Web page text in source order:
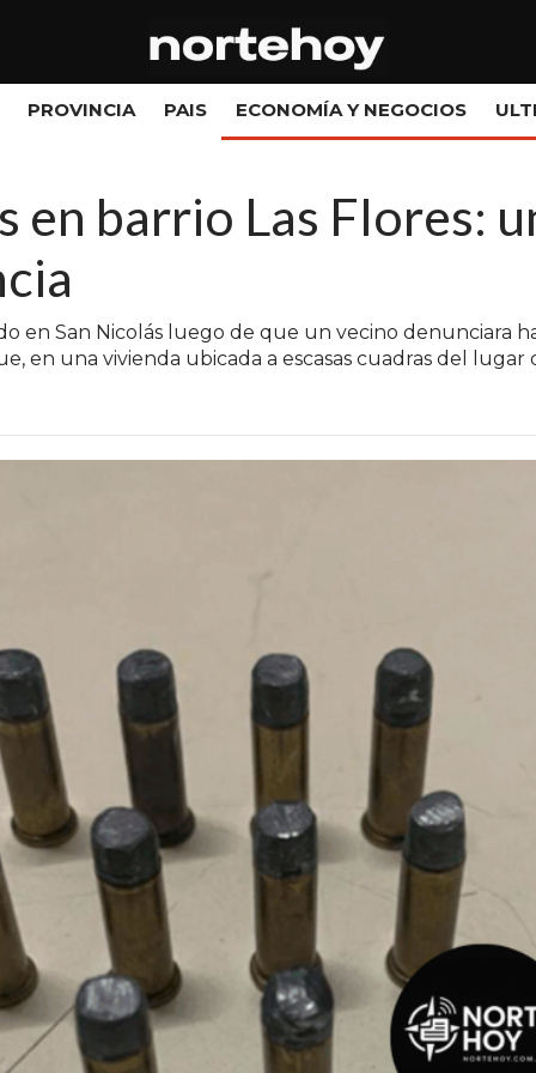
PROVINCIA PAIS ECONOMÍA Y NEGOCIOS
barrio Las Flores:
en San Nicolás luego de que un vecino denunciara
en una vivienda ubicada a escasas cuadras del lugar